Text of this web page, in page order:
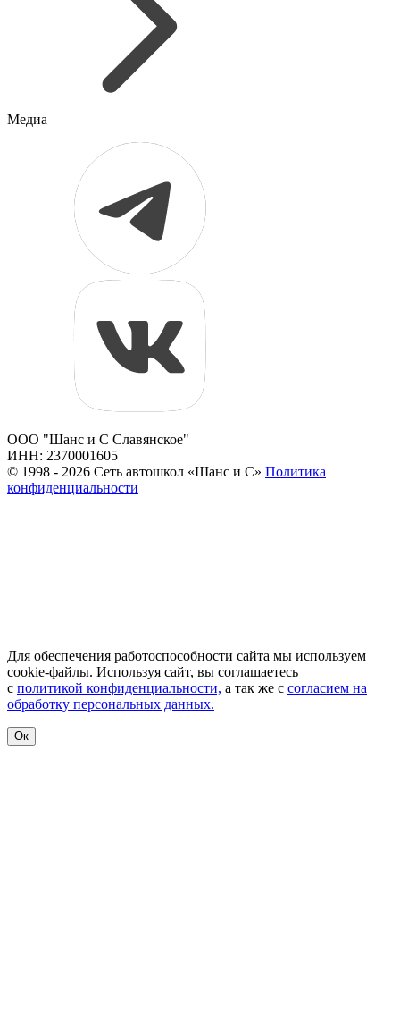
Медиа
ООО "Шанс и С Славянское"
ИНН: 2370001605
© 1998 - 2026 Сеть автошкол «Шанс и С» Политика
конфиденциальности
Для обеспечения работоспособности сайта мы используем
cookie-файлы. Используя сайт, вы соглашаетесь
с политикой конфиденциальности, а так же с согласием на
обработку персональных данных.
Ок